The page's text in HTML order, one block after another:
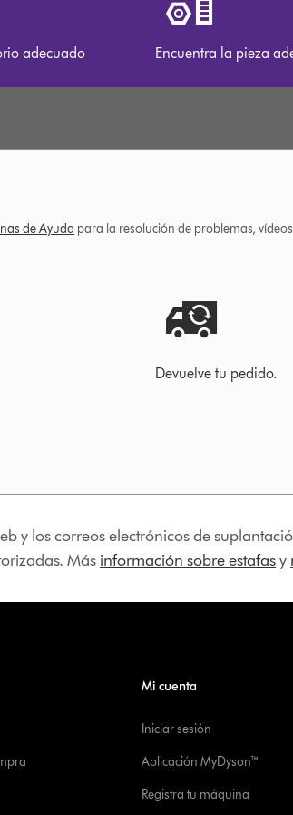
adecuado Encuentra la pieza
de Ayuda para la resolución de problemas,
Devuelve tu pedido.
y los correos electrónicos de
Más información sobre estafasy
Mi cuenta
Iniciar sesión
Aplicación MyDyson™
Registra tu máquina